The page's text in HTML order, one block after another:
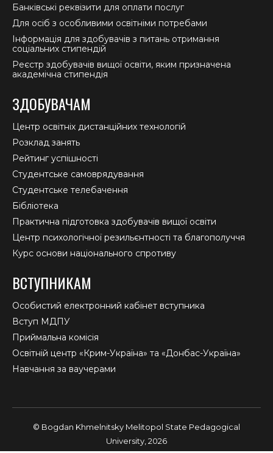
Банківські реквізити для оплати послуг
Для осіб з особливими освітніми потребами
Інформація для здобувачів з питань отримання
соціальних стипендій
Реєстр здобувачів вищої освіти, яким призначена
академічна стипендія
ЗДОБУВАЧАМ
Центр освітніх дистанційних технологій
Розклад занять
Рейтинг успішності
Студентське самоврядування
Студентське телебачення
Бібліотека
Практична підготовка здобувачів вищої освіти
Центр психологічної резильєнтності та благополуччя
Курс основи національного спротиву
ВСТУПНИКАМ
Особистий електронний кабінет вступника
Вступ МДПУ
Приймальна комісія
Освітній центр «Крим-Україна» та «Донбас-Україна»
Навчання за ваучерами
© Bogdan Khmelnitsky Melitopol State Pedagogical
University, 2026